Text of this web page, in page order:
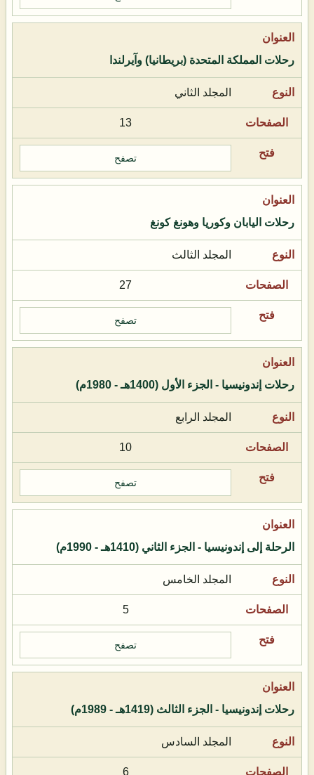
رحلات المملكة المتحدة (بريطانيا) وآيرلندا
المجلد الثاني
13
تصفح
رحلات اليابان وكوريا وهونغ كونغ
المجلد الثالث
27
تصفح
رحلات إندونيسيا - الجزء الأول (1400هـ - 1980م)
المجلد الرابع
10
تصفح
الرحلة إلى إندونيسيا - الجزء الثاني (1410هـ - 1990م)
المجلد الخامس
5
تصفح
رحلات إندونيسيا - الجزء الثالث (1419هـ - 1989م)
المجلد السادس
6